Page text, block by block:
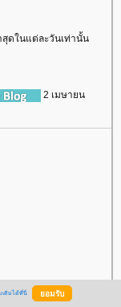
สุดในแต่ละวันเท่านั้น
2 เมษายน
เติมได้ที่นี่